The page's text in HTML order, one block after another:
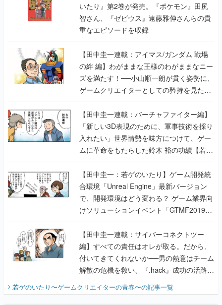
いたり』第2巻が発売。『ポケモン』田尻
智さん、『ゼビウス』遠藤雅伸さんらの貴
重なエピソードを収録
【田中圭一連載：アイマス/ガンダム 戦場
の絆 編】わがままな王様のわがままなニー
ズを満たす！──小山順一朗が貫く姿勢に、
ゲームクリエイターとしての矜持を見た
【若ゲのいたり最終回】
【田中圭一連載：バーチャファイター編】
「新しい3D表現のために、軍事技術を採り
入れたい」世界情勢を味方につけて、ゲー
ムに革命をもたらした鈴木 裕の功績【若ゲ
のいたり】
【田中圭一：若ゲのいたり】ゲーム開発統
合環境「Unreal Engine」最新バージョン
で、開発環境はどう変わる？ ゲーム業界向
けソリューションイベント「GTMF2019」
に行って、より理解を深めよう【PR】
【田中圭一連載：サイバーコネクトツー
編】すべての責任はオレが取る。だから、
付いてきてくれないか──男の熱意はチーム
解散の危機を救い、『.hack』成功の活路を
『少年ジャンプ』色だった【若ゲのいた
若ゲのいたり〜ゲームクリエイターの青春〜の記事一覧